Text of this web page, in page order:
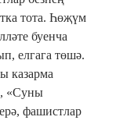
тота. Һөҗүм
буенча
елгага төшә.
казарма
«Суны
фашистлар